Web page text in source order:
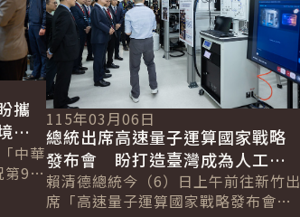
攜
境
中華
第96
115年03月06日
總統出席高速量子運算國家戰略
發布會 盼打造臺灣成為人工智
慧時代創新創業的生態系 強化
國際競爭力
賴清德總統今（6）日上午前往新竹出
席「高速量子運算國家戰略發布會」